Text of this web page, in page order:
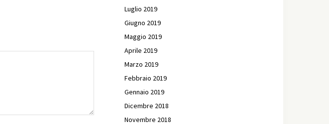
Luglio 2019
Giugno 2019
Maggio 2019
Aprile 2019
Marzo 2019
Febbraio 2019
Gennaio 2019
Dicembre 2018
Novembre 2018